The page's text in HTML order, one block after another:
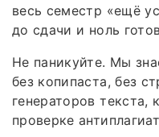
весь семестр «ещё
до сдачи и ноль
Не паникуйте. Мы
без копипаста, без
генераторов текста,
проверке